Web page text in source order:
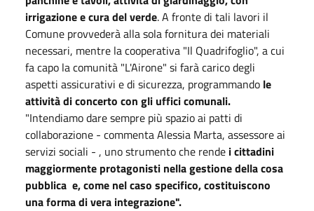
irrigazione e cura del verde. A fronte di tali lavori il
Comune provvederà alla sola fornitura dei materiali
necessari, mentre la cooperativa "Il Quadrifoglio", a cui
fa capo la comunità "L'Airone" si farà carico degli
aspetti assicurativi e di sicurezza, programmando le
attività di concerto con gli uffici comunali.
"Intendiamo dare sempre più spazio ai patti di
collaborazione - commenta Alessia Marta, assessore ai
servizi sociali - , uno strumento che rende i cittadini
maggiormente protagonisti nella gestione della cosa
pubblica e, come nel caso specifico, costituiscono
una forma di vera integrazione".